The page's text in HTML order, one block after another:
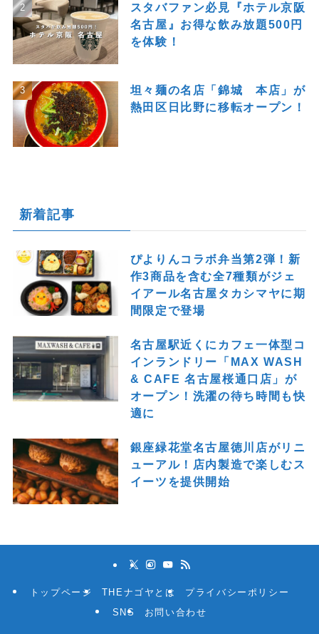
スタバファン必見『ホテル京阪
名古屋』お得な飲み放題500円
を体験！
坦々麺の名店「錦城 本店」が
熱田区日比野に移転オープン！
新着記事
ぴよりんコラボ弁当第2弾！新
作3商品を含む全7種類がジェ
イアール名古屋タカシマヤに期
間限定で登場
名古屋駅近くにカフェ一体型コ
インランドリー「MAX WASH
& CAFE 名古屋桜通口店」が
オープン！洗濯の待ち時間も快
適に
銀座緑花堂名古屋徳川店がリニ
ューアル！店内製造で楽しむス
イーツを提供開始
トップページ THEナゴヤとは
プライバシーポリシー
SNS
お問い合わせ